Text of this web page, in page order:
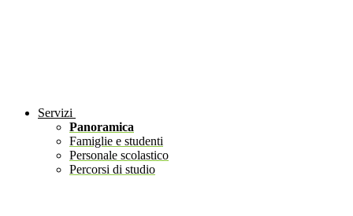
Servizi
Panoramica
Famiglie e studenti
Personale scolastico
Percorsi di studio